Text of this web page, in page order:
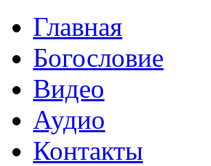
Главная
Богословие
Видео
Аудио
Контакты